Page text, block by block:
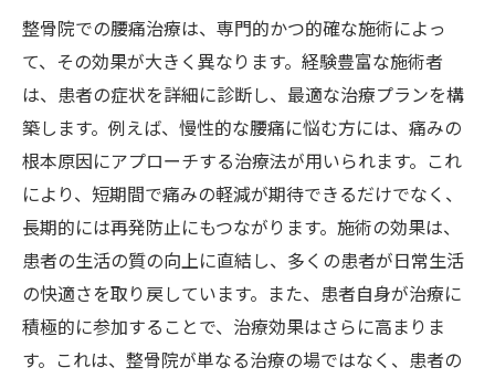
整骨院での腰痛治療は、専門的かつ的確な施術によっ
て、その効果が大きく異なります。経験豊富な施術者
は、患者の症状を詳細に診断し、最適な治療プランを構
築します。例えば、慢性的な腰痛に悩む方には、痛みの
根本原因にアプローチする治療法が用いられます。これ
により、短期間で痛みの軽減が期待できるだけでなく、
長期的には再発防止にもつながります。施術の効果は、
患者の生活の質の向上に直結し、多くの患者が日常生活
の快適さを取り戻しています。また、患者自身が治療に
積極的に参加することで、治療効果はさらに高まりま
す。これは、整骨院が単なる治療の場ではなく、患者の